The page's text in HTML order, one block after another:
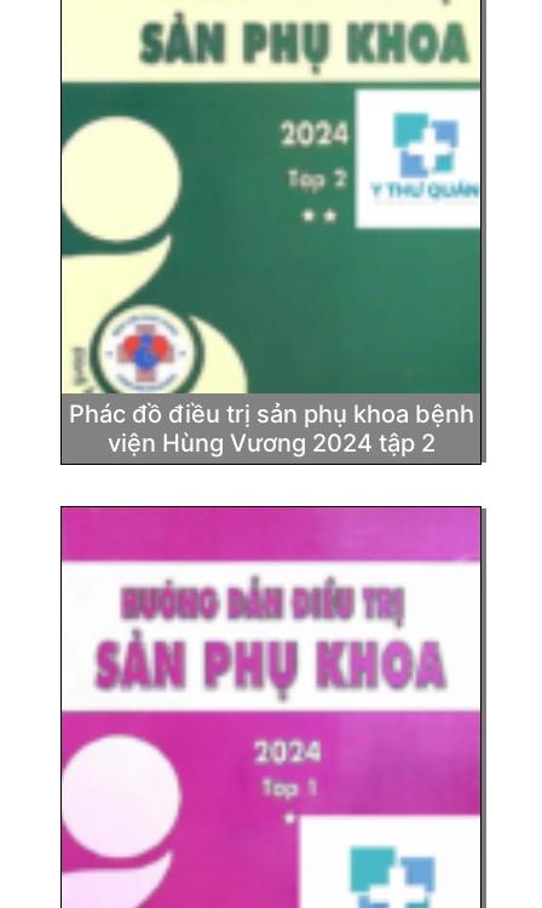
Phác đồ điều trị sản phụ khoa bệnh
viện Hùng Vương 2024 tập 2